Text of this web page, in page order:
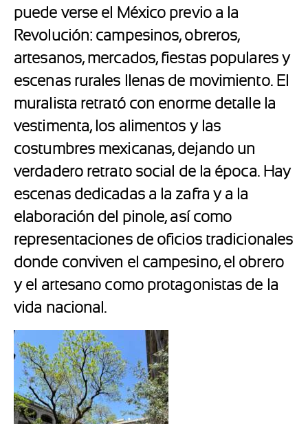
puede verse el México previo a la
Revolución: campesinos, obreros,
artesanos, mercados, fiestas populares y
escenas rurales llenas de movimiento. El
muralista retrató con enorme detalle la
vestimenta, los alimentos y las
costumbres mexicanas, dejando un
verdadero retrato social de la época. Hay
escenas dedicadas a la zafra y a la
elaboración del pinole, así como
representaciones de oficios tradicionales
donde conviven el campesino, el obrero
y el artesano como protagonistas de la
vida nacional.